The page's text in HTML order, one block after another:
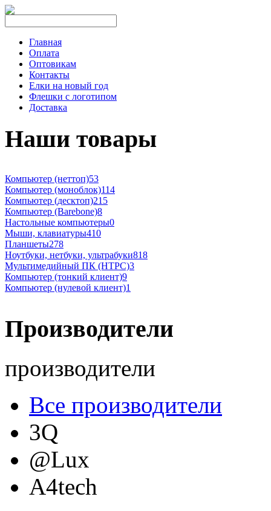
Главная
Оплата
Оптовикам
Контакты
Елки на новый год
Флешки с логотипом
Доставка
Наши товары
Компьютер (неттоп)53
Компьютер (моноблок)114
Компьютер (десктоп)215
Компьютер (Barebone)8
Настольные компьютеры0
Мыши, клавиатуры410
Планшеты278
Ноутбуки, нетбуки, ультрабуки818
Мультимедийный ПК (HTPC)3
Компьютер (тонкий клиент)9
Компьютер (нулевой клиент)1
Производители
производители
Все производители
3Q
@Lux
A4tech